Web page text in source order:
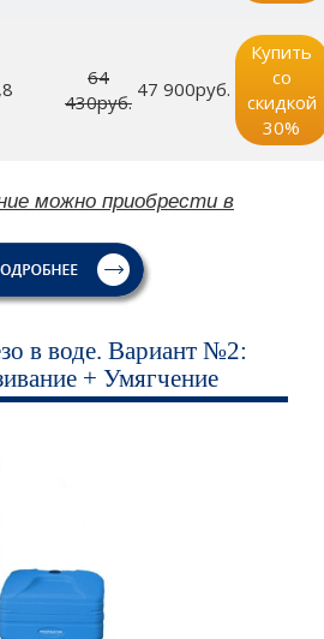
64
430руб.
47 900руб.
Купить
со
скидкой
30%
можно приобрести в
в воде. Вариант №2:
+ Умягчение